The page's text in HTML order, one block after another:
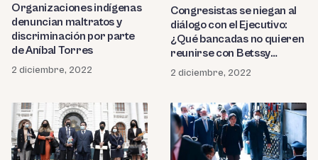
Organizaciones indígenas
denuncian maltratos y
discriminación por parte
de Aníbal Torres
2 diciembre, 2022
Congresistas se niegan al
diálogo con el Ejecutivo:
¿Qué bancadas no quieren
reunirse con Betssy
Chávez?
2 diciembre, 2022